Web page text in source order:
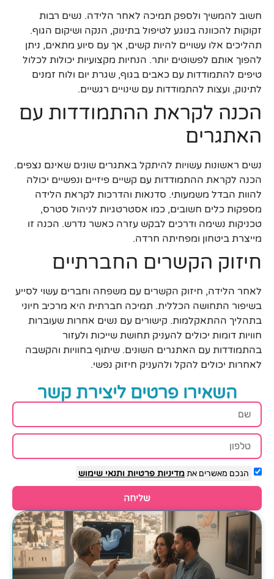
חשוב להמשיך ולספק תמיכה לאחר הלידה. נשים רבות
זקוקות להכוונה בנוגע לטיפול בתינוק, הנקה ושיקום הגוף.
תהליכים אלו עשויים להיות קשים, אך עם סיוע מתאים, ניתן
להפוך אותם לפשוטים יותר. הנחיות מקצועיות יכולות לכלול
טיפים להתמודדות עם כאבים בגוף, שגרת יום ולוח זמנים
לתינוק, ועצות להתמודדות עם שינויים רגשיים.
הכנה לקראת ההתמודדות עם
האתגרים
נשים ראשונות עשויות להיתקל באתגרים שונים שאינם נצפים.
הכנה לקראת ההתמודדות עם קשיים פיזיים ונפשיים יכולה
להוות הבדל משמעותי. סדנאות והדרכות לקראת הלידה
מספקות כלים חשובים, כמו אסטרטגיות לניהול סטרס,
טכניקות נשימה ודרכים לבקש עזרה כאשר נדרש. הכנה זו
מייצרת ביטחון ומפחיתה חרדה.
חיזוק הקשרים החברתיים
לאחר הלידה, חיזוק הקשרים עם משפחה וחברים עשוי לסייע
בשיפור התחושה הכללית. תמיכה חברתית היא מרכיב חיוני
בתהליך ההתאקלמות. קישורים עם נשים אחרות שעוברות
חוויות דומות יכולים להעניק תחושת שייכות ולעזור
בהתמודדות עם האתגרים השונים. שיתוף בחוויות והקשבה
לאחרות יכולים להקל ולהעניק חיזוק נפשי.
השאירו פרטים ליצירת קשר
הנכם מאשרים אתמדיניות פרטיות ותנאי שימוש
שליחה